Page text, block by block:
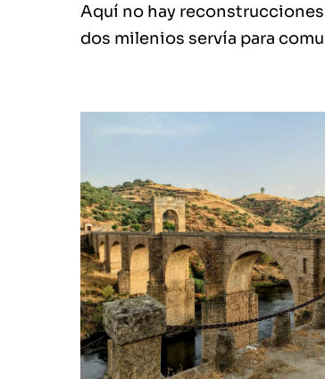
Aquí no hay
dos milenios servía para